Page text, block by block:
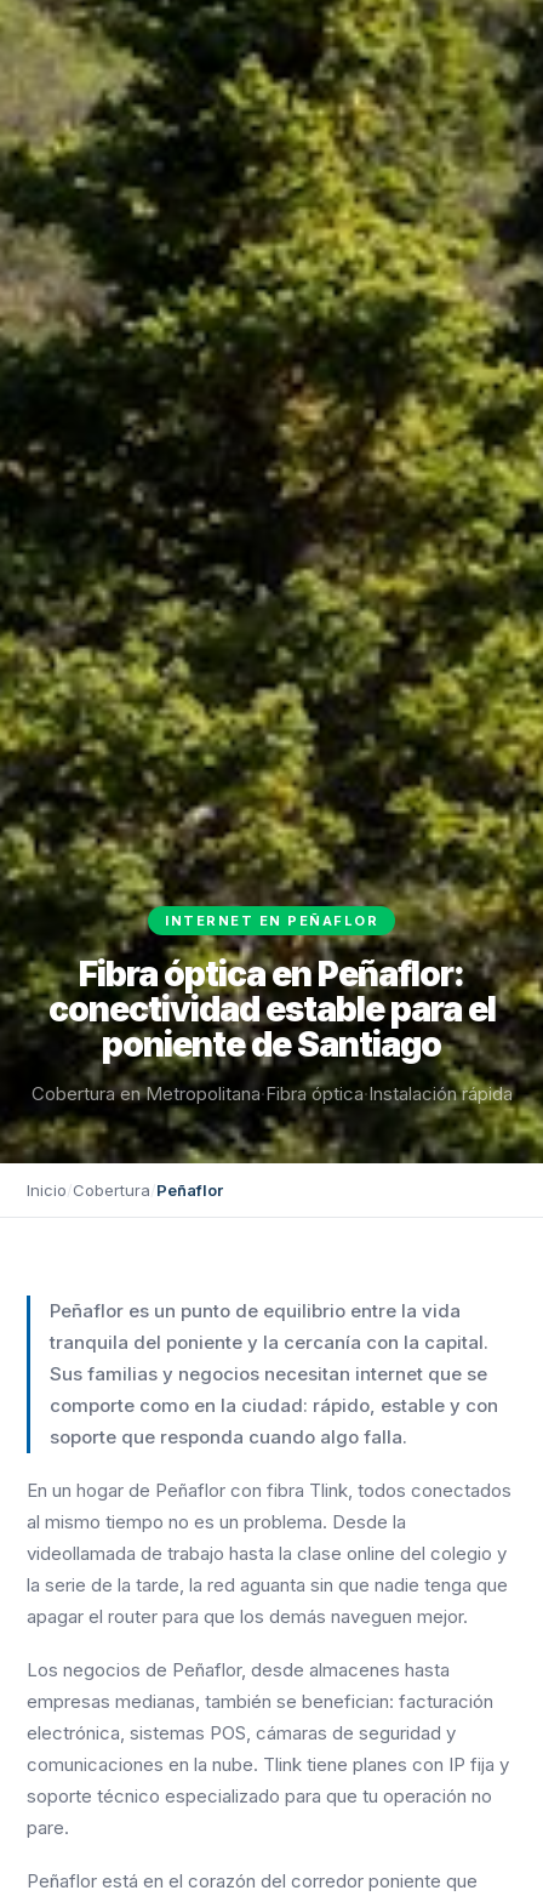
INTERNET EN PEÑAFLOR
Fibra óptica en Peñaflor:
conectividad estable para el
poniente de Santiago
Cobertura en Metropolitana·Fibra óptica·Instalación rápida
Inicio/Cobertura/Peñaflor
Peñaflor es un punto de equilibrio entre la vida
tranquila del poniente y la cercanía con la capital.
Sus familias y negocios necesitan internet que se
comporte como en la ciudad: rápido, estable y con
soporte que responda cuando algo falla.
En un hogar de Peñaflor con fibra Tlink, todos conectados
al mismo tiempo no es un problema. Desde la
videollamada de trabajo hasta la clase online del colegio y
la serie de la tarde, la red aguanta sin que nadie tenga que
apagar el router para que los demás naveguen mejor.
Los negocios de Peñaflor, desde almacenes hasta
empresas medianas, también se benefician: facturación
electrónica, sistemas POS, cámaras de seguridad y
comunicaciones en la nube. Tlink tiene planes con IP fija y
soporte técnico especializado para que tu operación no
pare.
Peñaflor está en el corazón del corredor poniente que